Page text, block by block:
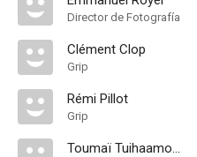
Director de Fotografía
Clément Clop
Grip
Rémi Pillot
Grip
Toumaï Tuihaamouga